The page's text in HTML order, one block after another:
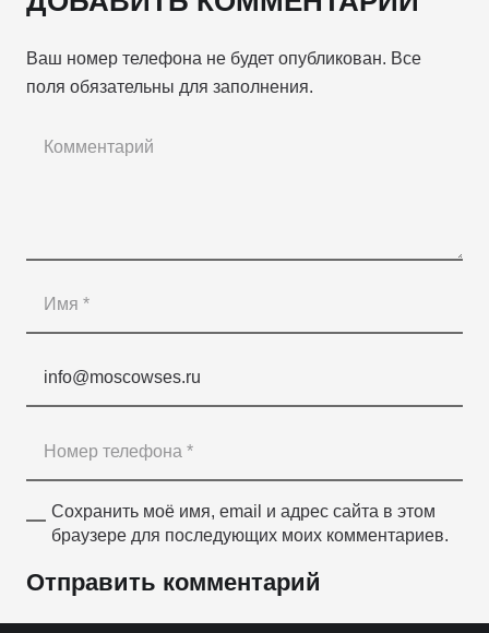
Ваш номер телефона не будет опубликован. Все
поля обязательны для заполнения.
Сохранить моё имя, email и адрес сайта в этом
браузере для последующих моих комментариев.
Отправить комментарий